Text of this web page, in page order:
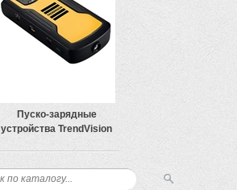
Пуско-зарядные
устройства TrendVision